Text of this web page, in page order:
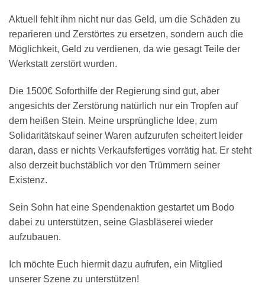
Aktuell fehlt ihm nicht nur das Geld, um die Schäden zu
reparieren und Zerstörtes zu ersetzen, sondern auch die
Möglichkeit, Geld zu verdienen, da wie gesagt Teile der
Werkstatt zerstört wurden.
Die 1500€ Soforthilfe der Regierung sind gut, aber
angesichts der Zerstörung natürlich nur ein Tropfen auf
dem heißen Stein. Meine ursprüngliche Idee, zum
Solidaritätskauf seiner Waren aufzurufen scheitert leider
daran, dass er nichts Verkaufsfertiges vorrätig hat. Er steht
also derzeit buchstäblich vor den Trümmern seiner
Existenz.
Sein Sohn hat eine Spendenaktion gestartet um Bodo
dabei zu unterstützen, seine Glasbläserei wieder
aufzubauen.
Ich möchte Euch hiermit dazu aufrufen, ein Mitglied
unserer Szene zu unterstützen!